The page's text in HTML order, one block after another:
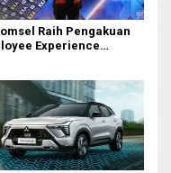
Raih Pengakuan
Experience